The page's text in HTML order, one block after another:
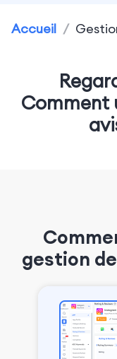
Accueil /
Comment
gestion